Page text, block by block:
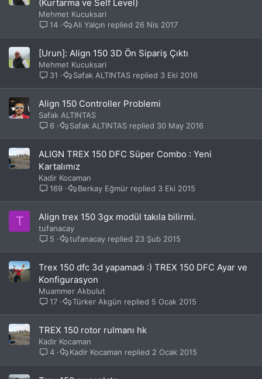
(Kurtarma ve Self Level)
Mehmet Kucuksari
14
26 Nis 2017
Ali Yalçın
[Urun]: Align 150 3D Ön Sipariş Çıktı
Mehmet Kucuksari
31
3 Eki 2016
Safak ALTINTAS
Align 150 Controller Problemi
Safak ALTINTAS
6
30 May 2016
Safak ALTINTAS
ALIGN TREX 150 DFC Süper Combo : Yeni
Kartalımız
Kadir Kocaman
169
3 Eki 2015
Berkay Eğmür
T Align trex 150 3gx modül takıla bilirmi.
tufanacay
5
23 Şub 2015
tufanacay
Trex 150 dfc 3d yapamadı :) TREX 150 DFC Ayar ve
Konfigurasyon
Muammer Akbulut
17
5 Ocak 2015
Türker Akgün
TREX 150 rotor rulmanı hk
Kadir Kocaman
4
2 Ocak 2015
Kadir Kocaman